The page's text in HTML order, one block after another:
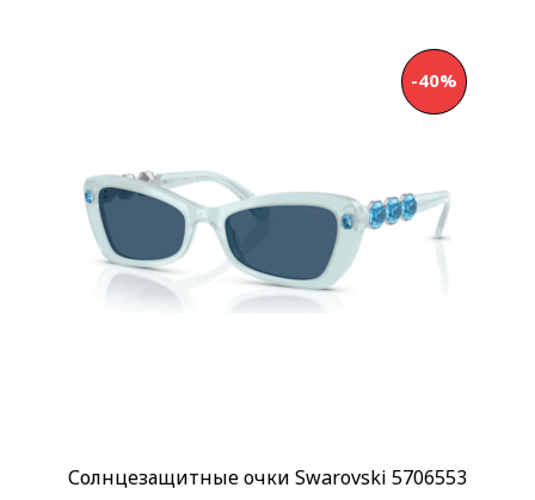
Солнцезащитные очки Swarovski 5706553
-40%